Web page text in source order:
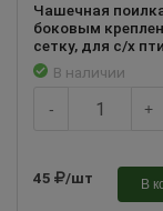
Чашечная
боковым
сетку, для с/х
В наличии
- +
45 /шт В